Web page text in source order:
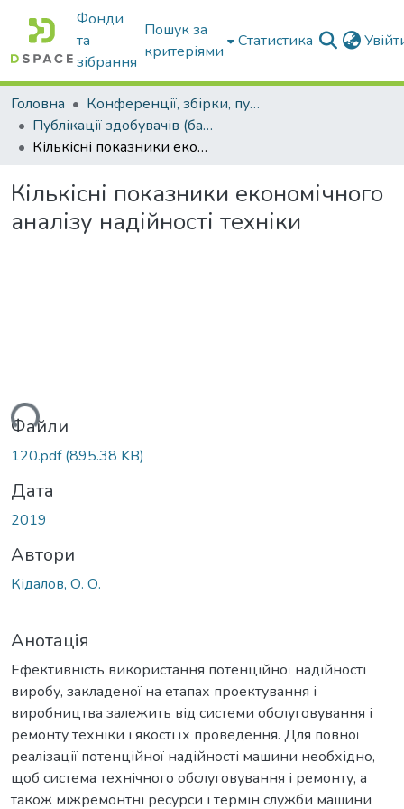
Фонди
та
зібрання
Пошук за
критеріями
Статистика
Головна
Конференції, збірки, публікації молодих вчених і здобувачів : магістрів, бакалаврів, аспірантів.
Публікації здобувачів (бакалаврів. магістрів, аспірантів)
Кількісні показники економічного аналізу надійності техніки
Кількісні показники економічного
аналізу надійності техніки
Файли
120.pdf(895.38 KB)
Дата
2019
Автори
Кідалов, О. О.
Анотація
Ефективність використання потенційної надійності
виробу, закладеної на етапах проектування і
виробництва залежить від системи обслуговування і
ремонту техніки і якості їх проведення. Для повної
реалізації потенційної надійності машини необхідно,
щоб система технічного обслуговування і ремонту, а
також міжремонтні ресурси і термін служби машини